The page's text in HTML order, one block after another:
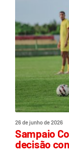
26 de junho de 2026
Sampaio
decisão